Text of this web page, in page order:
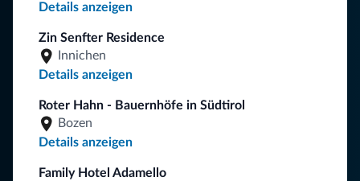
Details anzeigen
Zin Senfter Residence
Innichen
Details anzeigen
Roter Hahn - Bauernhöfe in Südtirol
Bozen
Details anzeigen
Family Hotel Adamello
Folgen Sie Dolomiti.it auf